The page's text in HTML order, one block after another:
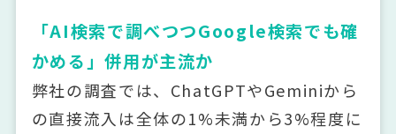
「AI検索で調べつつGoogle検索でも確
かめる」併用が主流か
弊社の調査では、ChatGPTやGeminiから
の直接流入は全体の1%未満から3%程度に